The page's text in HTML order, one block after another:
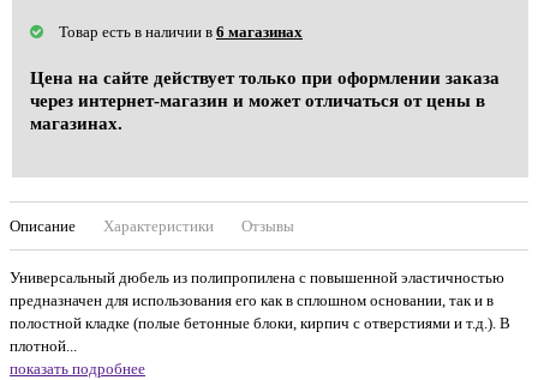
Товар есть в наличии в 6 магазинах
Цена на сайте действует только при оформлении заказа
через интернет-магазин и может отличаться от цены в
магазинах.
Описание Характеристики Отзывы
Универсальный дюбель из полипропилена с повышенной эластичностью
предназначен для использования его как в сплошном основании, так и в
полостной кладке (полые бетонные блоки, кирпич с отверстиями и т.д.). В
плотной...
показать подробнее